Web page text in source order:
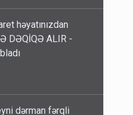
həyatınızdan
DƏQİQƏ ALIR -